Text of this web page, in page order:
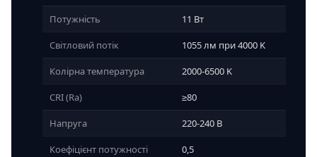
Потужність 11 Вт
Світловий потік 1055 лм при 4000 K
Колірна температура 2000-6500 K
CRI (Ra) ≥80
Напруга 220-240 В
Коефіцієнт потужності 0,5